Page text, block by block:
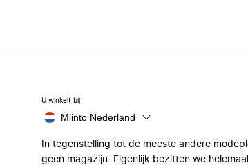
U winkelt bij
Miinto Nederland
In tegenstelling tot de meeste andere
geen magazijn. Eigenlijk bezitten we